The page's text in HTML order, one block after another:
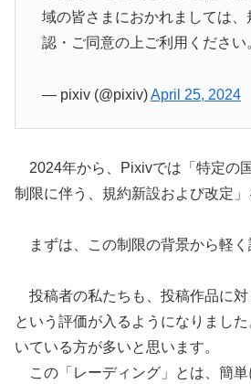
域の皆さまにおかれましては、
認・ご同意の上ご利用ください
— pixiv (@pixiv)April 25, 2024
2024年から、Pixivでは「特定の
制限に伴う、規約新設および改定」
まずは、この制限の背景から軽く
投稿者の私たちも、投稿作品に対
という評価が入るようになりまし
いている方が多いと思います。
この「レーディング」とは、簡単